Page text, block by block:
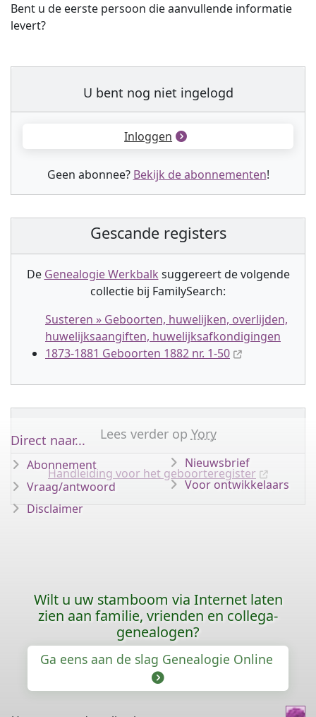
Bent u de eerste persoon die aanvullende informatie
levert?
U bent nog niet ingelogd
Inloggen
Geen abonnee? Bekijk de abonnementen!
Gescande registers
De Genealogie Werkbalk suggereert de volgende
collectie bij FamilySearch:
Susteren » Geboorten, huwelijken, overlijden,
huwelijksaangiften, huwelijksafkondigingen
1873-1881 Geboorten 1882 nr. 1-50
Lees verder op Yory
Handleiding voor het geboorteregister
Direct naar...
Abonnement
Vraag/antwoord
Disclaimer
Nieuwsbrief
Voor ontwikkelaars
Wilt u uw stamboom via Internet laten
zien aan familie, vrienden en collega-
genealogen?
Ga eens aan de slag Genealogie Online